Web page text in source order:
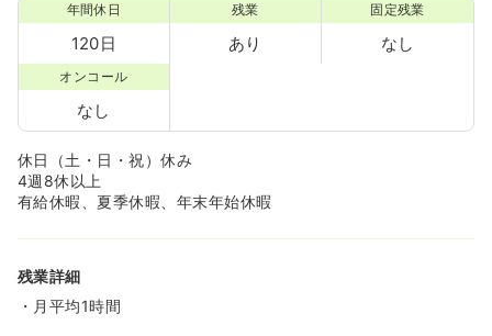
年間休日
120日
残業
あり
固定残業
なし
オンコール
なし
休日（土・日・祝）休み
4週8休以上
有給休暇、夏季休暇、年末年始休暇
残業詳細
・月平均1時間